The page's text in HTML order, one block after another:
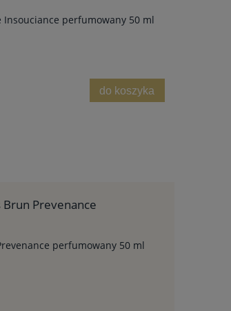
Insouciance perfumowany 50 ml
do koszyka
Prevenance
perfumowany 50 ml